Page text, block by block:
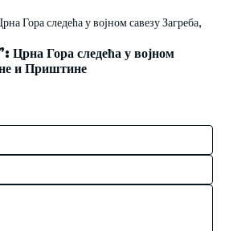
Црна Гора следећа у војном
и Приштине